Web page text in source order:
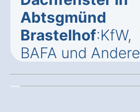
Abtsgmünd
Brastelhof:KfW,
BAFA und Andere